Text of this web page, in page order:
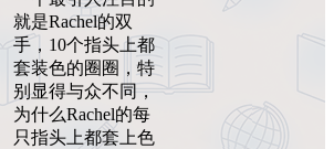
就是Rachel的双
手，10个指头上都
套装色的圈圈，特
别显得与众不同，
为什么Rachel的每
只指头上都套上色